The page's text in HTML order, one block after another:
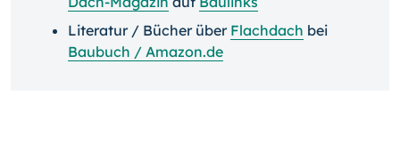
Literatur / Bücher über Flachdach bei
Baubuch / Amazon.de